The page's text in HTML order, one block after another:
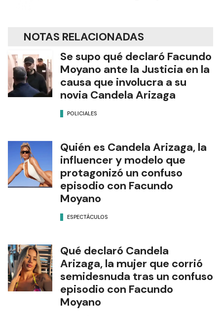
NOTAS RELACIONADAS
Se supo qué declaró Facundo
Moyano ante la Justicia en la
causa que involucra a su
novia Candela Arizaga
POLICIALES
Quién es Candela Arizaga, la
influencer y modelo que
protagonizó un confuso
episodio con Facundo
Moyano
ESPECTÁCULOS
Qué declaró Candela
Arizaga, la mujer que corrió
semidesnuda tras un confuso
episodio con Facundo
Moyano